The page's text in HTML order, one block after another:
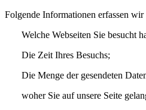
Folgende Informationen erfassen wir
Welche Webseiten Sie besucht
Die Zeit Ihres Besuchs;
Die Menge der gesendeten
woher Sie auf unsere Seite